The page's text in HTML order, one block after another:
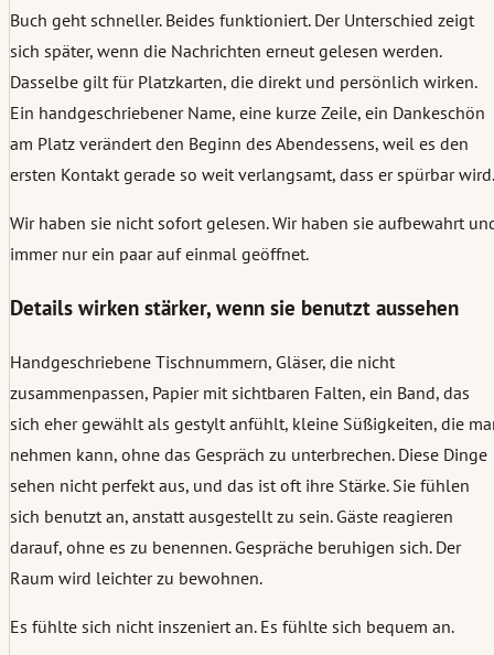
Buch geht schneller. Beides funktioniert. Der Unterschied zeigt
sich später, wenn die Nachrichten erneut gelesen werden.
Dasselbe gilt für Platzkarten, die direkt und persönlich wirken.
Ein handgeschriebener Name, eine kurze Zeile, ein Dankeschön
am Platz verändert den Beginn des Abendessens, weil es den
ersten Kontakt gerade so weit verlangsamt, dass er spürbar wird.
Wir haben sie nicht sofort gelesen. Wir haben sie aufbewahrt
immer nur ein paar auf einmal geöffnet.
Details wirken stärker, wenn sie benutzt aussehen
Handgeschriebene Tischnummern, Gläser, die nicht
zusammenpassen, Papier mit sichtbaren Falten, ein Band, das
sich eher gewählt als gestylt anfühlt, kleine Süßigkeiten, die
nehmen kann, ohne das Gespräch zu unterbrechen. Diese Dinge
sehen nicht perfekt aus, und das ist oft ihre Stärke. Sie fühlen
sich benutzt an, anstatt ausgestellt zu sein. Gäste reagieren
darauf, ohne es zu benennen. Gespräche beruhigen sich. Der
Raum wird leichter zu bewohnen.
Es fühlte sich nicht inszeniert an. Es fühlte sich bequem an.